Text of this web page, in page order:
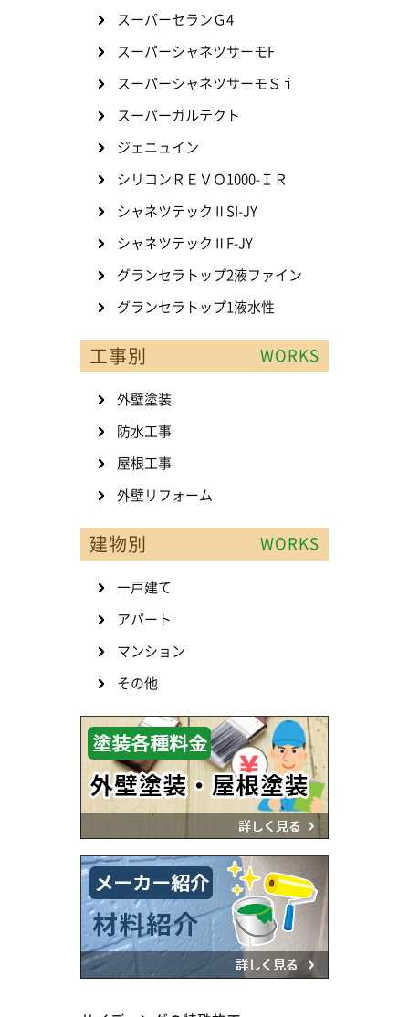
スーパーセランＧ4
スーパーシャネツサーモF
スーパーシャネツサーモＳｉ
スーパーガルテクト
ジェニュイン
シリコンＲＥＶＯ1000-ＩＲ
シャネツテックⅡSI-JY
シャネツテックⅡF-JY
グランセラトップ2液ファイン
グランセラトップ1液水性
工事別 WORKS
外壁塗装
防水工事
屋根工事
外壁リフォーム
建物別 WORKS
一戸建て
アパート
マンション
その他